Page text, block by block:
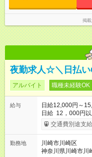
掲
夜勤求人☆＼日払い
アルバイト 職種未経験OK
給与
日給12,000円～
日給 12，000円以
スタートダッシ
当(法定研修20時
共交通機関を利用
勤・バイク通勤もOK ◆日当保証 たとえ仕事が1時間で
交通費別途支
勤務地
川崎市川崎区
神奈川県川崎市川